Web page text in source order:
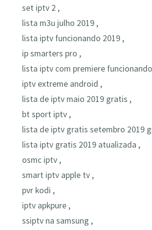
set iptv 2 ,
lista m3u julho 2019 ,
lista iptv funcionando 2019 ,
ip smarters pro ,
lista iptv com premiere
iptv extreme android ,
lista de iptv maio 2019 gratis ,
bt sport iptv ,
lista de iptv gratis setembro 2019
lista iptv gratis 2019 atualizada ,
osmc iptv ,
smart iptv apple tv ,
pvr kodi ,
iptv apkpure ,
ssiptv na samsung ,